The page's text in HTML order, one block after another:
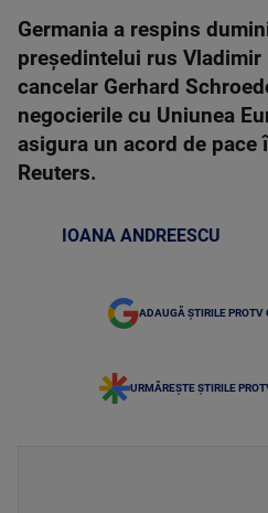
Germania a respins
preşedintelui rus Vladimir
cancelar Gerhard
negocierile cu Uniunea
asigura un acord de pace
Reuters.
IOANA ANDREESCU
ADAUGĂ ȘTIRILE PROTV
URMĂREȘTE ȘTIRILE